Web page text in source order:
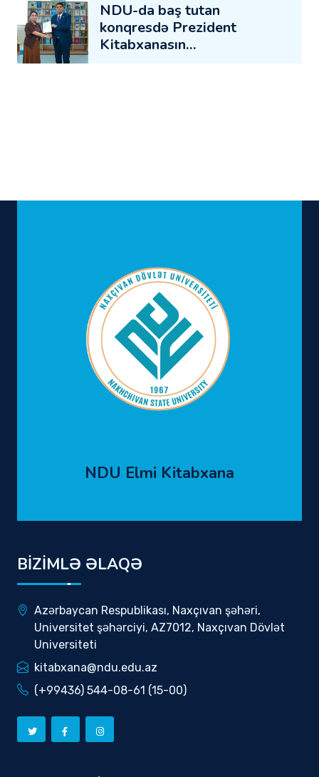
NDU-da baş tutan
konqresdə Prezident
Kitabxanasın…
NDU Elmi Kitabxana
BİZİMLƏ ƏLAQƏ
Azərbaycan Respublikası, Naxçıvan şəhəri,
Universitet şəhərciyi, AZ7012, Naxçıvan Dövlət
Universiteti
kitabxana@ndu.edu.az
(+99436) 544-08-61 (15-00)